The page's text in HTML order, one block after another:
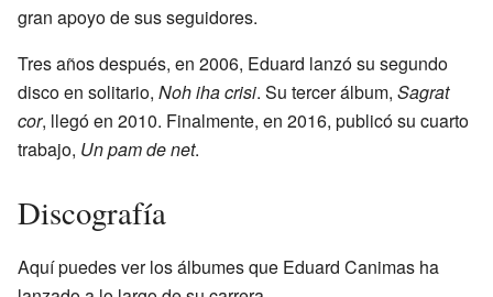
gran apoyo de sus seguidores.
Tres años después, en 2006, Eduard lanzó su segundo
disco en solitario, Noh iha crisi. Su tercer álbum, Sagrat
cor, llegó en 2010. Finalmente, en 2016, publicó su cuarto
trabajo, Un pam de net.
Discografía
Aquí puedes ver los álbumes que Eduard Canimas ha